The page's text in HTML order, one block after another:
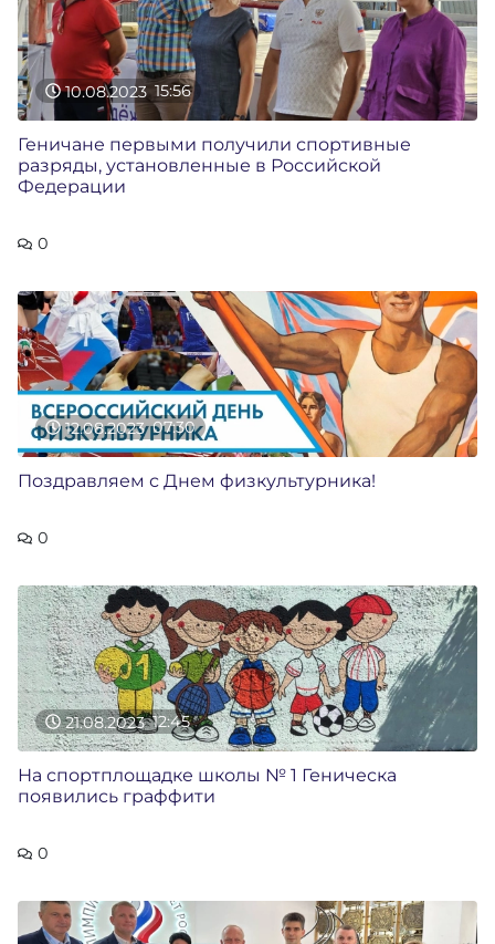
10.08.2023 15:56
Геничане первыми получили спортивные
разряды, установленные в Российской
Федерации
0
12.08.2023 07:30
Поздравляем с Днем физкультурника!
0
21.08.2023 12:45
На спортплощадке школы № 1 Геническа
появились граффити
0